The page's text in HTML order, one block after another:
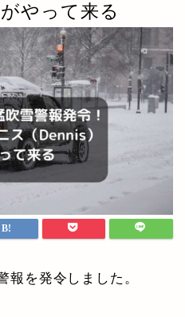
やって来る
報を発令しました。